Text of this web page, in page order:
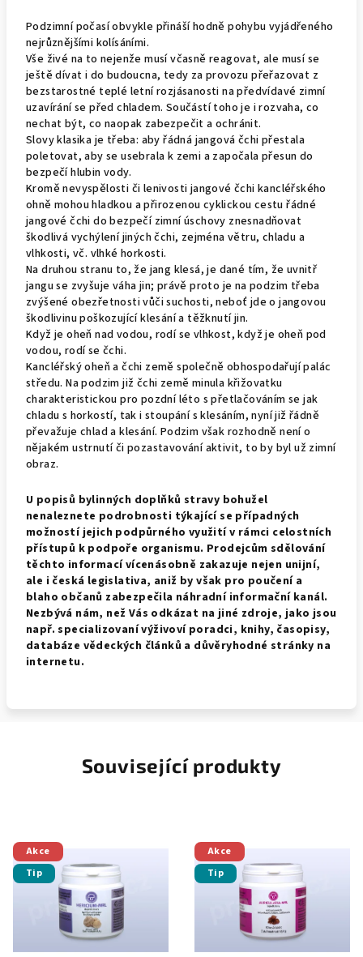
Podzimní počasí obvykle přináší hodně pohybu vyjádřeného
nejrůznějšími kolísáními.
Vše živé na to nejenže musí včasně reagovat, ale musí se
ještě dívat i do budoucna, tedy za provozu přeřazovat z
bezstarostné teplé letní rozjásanosti na předvídavé zimní
uzavírání se před chladem. Součástí toho je i rozvaha, co
nechat být, co naopak zabezpečit a ochránit.
Slovy klasika je třeba: aby řádná jangová čchi přestala
poletovat, aby se usebrala k zemi a započala přesun do
bezpečí hlubin vody.
Kromě nevyspělosti či lenivosti jangové čchi kancléřského
ohně mohou hladkou a přirozenou cyklickou cestu řádné
jangové čchi do bezpečí zimní úschovy znesnadňovat
škodlivá vychýlení jiných čchi, zejména větru, chladu a
vlhkosti, vč. vlhké horkosti.
Na druhou stranu to, že jang klesá, je dané tím, že uvnitř
jangu se zvyšuje váha jin; právě proto je na podzim třeba
zvýšené obezřetnosti vůči suchosti, neboť jde o jangovou
škodlivinu poškozující klesání a těžknutí jin.
Když je oheň nad vodou, rodí se vlhkost, když je oheň pod
vodou, rodí se čchi.
Kancléřský oheň a čchi země společně obhospodařují palác
středu. Na podzim již čchi země minula křižovatku
charakteristickou pro pozdní léto s přetlačováním se jak
chladu s horkostí, tak i stoupání s klesáním, nyní již řádně
převažuje chlad a klesání. Podzim však rozhodně není o
nějakém ustrnutí či pozastavování aktivit, to by byl už zimní
obraz.
U popisů bylinných doplňků stravy bohužel
nenaleznete podrobnosti týkající se případných
možností jejich podpůrného využití v rámci celostních
přístupů k podpoře organismu. Prodejcům sdělování
těchto informací vícenásobně zakazuje nejen unijní,
ale i česká legislativa, aniž by však pro poučení a
blaho občanů zabezpečila náhradní informační kanál.
Nezbývá nám, než Vás odkázat na jiné zdroje, jako jsou
např. specializovaní výživoví poradci, knihy, časopisy,
databáze vědeckých článků a důvěryhodné stránky na
internetu.
Související produkty
Akce
Tip
Akce
Tip